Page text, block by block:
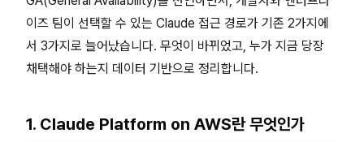
이즈 팀이 선택할 수 있는 Claude 접근 경로가 기존 2가지에
서 3가지로 늘어났습니다. 무엇이 바뀌었고, 누가 지금 당장
채택해야 하는지 데이터 기반으로 정리합니다.
1. Claude Platform on AWS란 무엇인가